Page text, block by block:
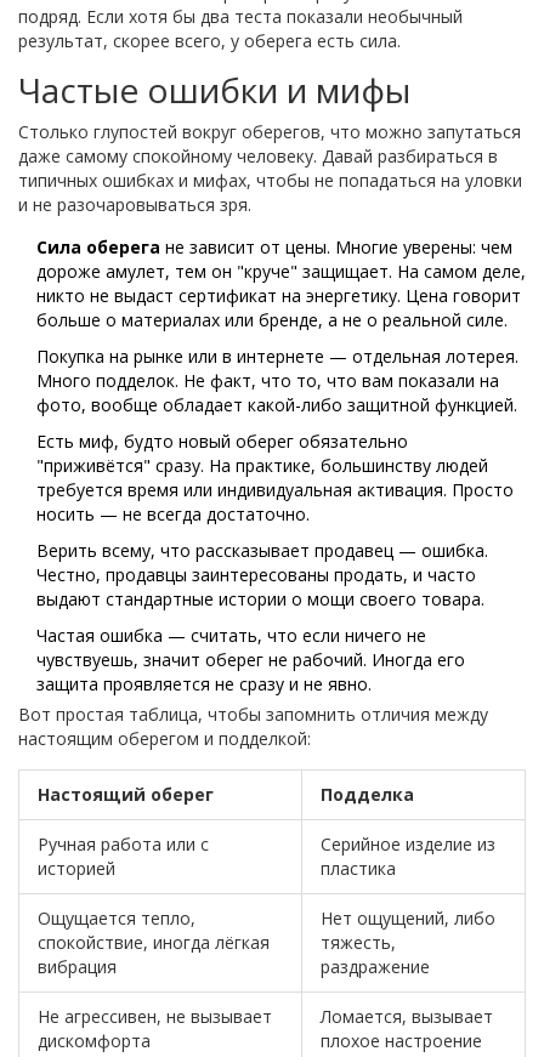
подряд. Если хотя бы два теста показали необычный
результат, скорее всего, у оберега есть сила.
Частые ошибки и мифы
Столько глупостей вокруг оберегов, что можно запутаться
даже самому спокойному человеку. Давай разбираться в
типичных ошибках и мифах, чтобы не попадаться на уловки
и не разочаровываться зря.
Сила оберега не зависит от цены. Многие уверены: чем
дороже амулет, тем он "круче" защищает. На самом деле,
никто не выдаст сертификат на энергетику. Цена говорит
больше о материалах или бренде, а не о реальной силе.
Покупка на рынке или в интернете — отдельная лотерея.
Много подделок. Не факт, что то, что вам показали на
фото, вообще обладает какой-либо защитной функцией.
Есть миф, будто новый оберег обязательно
"приживётся" сразу. На практике, большинству людей
требуется время или индивидуальная активация. Просто
носить — не всегда достаточно.
Верить всему, что рассказывает продавец — ошибка.
Честно, продавцы заинтересованы продать, и часто
выдают стандартные истории о мощи своего товара.
Частая ошибка — считать, что если ничего не
чувствуешь, значит оберег не рабочий. Иногда его
защита проявляется не сразу и не явно.
Вот простая таблица, чтобы запомнить отличия между
настоящим оберегом и подделкой:
Настоящий оберег Подделка
Ручная работа или с
историей
Серийное изделие из
пластика
Ощущается тепло,
спокойствие, иногда лёгкая
вибрация
Нет ощущений, либо
тяжесть,
раздражение
Не агрессивен, не вызывает
дискомфорта
Ломается, вызывает
плохое настроение